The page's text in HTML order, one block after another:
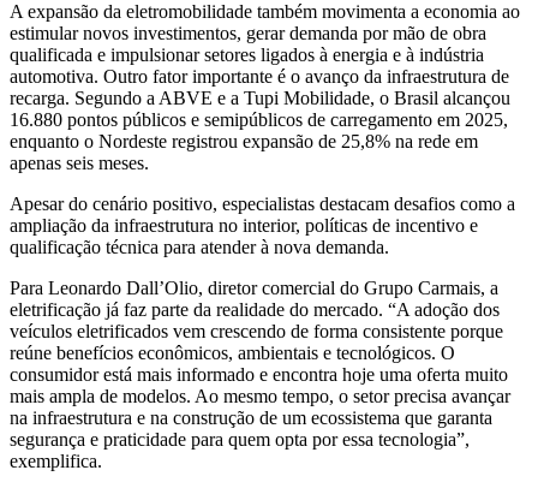
A expansão da eletromobilidade também movimenta a economia ao
estimular novos investimentos, gerar demanda por mão de obra
qualificada e impulsionar setores ligados à energia e à indústria
automotiva. Outro fator importante é o avanço da infraestrutura de
recarga. Segundo a ABVE e a Tupi Mobilidade, o Brasil alcançou
16.880 pontos públicos e semipúblicos de carregamento em 2025,
enquanto o Nordeste registrou expansão de 25,8% na rede em
apenas seis meses.
Apesar do cenário positivo, especialistas destacam desafios como a
ampliação da infraestrutura no interior, políticas de incentivo e
qualificação técnica para atender à nova demanda.
Para Leonardo Dall’Olio, diretor comercial do Grupo Carmais, a
eletrificação já faz parte da realidade do mercado. “A adoção dos
veículos eletrificados vem crescendo de forma consistente porque
reúne benefícios econômicos, ambientais e tecnológicos. O
consumidor está mais informado e encontra hoje uma oferta muito
mais ampla de modelos. Ao mesmo tempo, o setor precisa avançar
na infraestrutura e na construção de um ecossistema que garanta
segurança e praticidade para quem opta por essa tecnologia”,
exemplifica.